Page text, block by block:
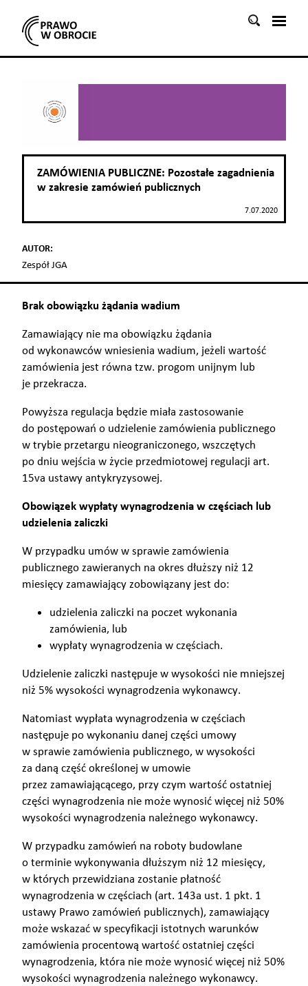
ZAMÓWIENIA PUBLICZNE: Pozostałe zagadnienia
w zakresie zamówień publicznych
7.07.2020
AUTOR:
Zespół JGA
Brak obowiązku żądania wadium
Zamawiający nie ma obowiązku żądania
od wykonawców wniesienia wadium, jeżeli wartość
zamówienia jest równa tzw. progom unijnym lub
je przekracza.
Powyższa regulacja będzie miała zastosowanie
do postępowań o udzielenie zamówienia publicznego
w trybie przetargu nieograniczonego, wszczętych
po dniu wejścia w życie przedmiotowej regulacji art.
15va ustawy antykryzysowej.
Obowiązek wypłaty wynagrodzenia w częściach lub
udzielenia zaliczki
W przypadku umów w sprawie zamówienia
publicznego zawieranych na okres dłuższy niż 12
miesięcy zamawiający zobowiązany jest do:
udzielenia zaliczki na poczet wykonania
zamówienia, lub
wypłaty wynagrodzenia w częściach.
Udzielenie zaliczki następuje w wysokości nie mniejszej
niż 5% wysokości wynagrodzenia wykonawcy.
Natomiast wypłata wynagrodzenia w częściach
następuje po wykonaniu danej części umowy
w sprawie zamówienia publicznego, w wysokości
za daną część określonej w umowie
przez zamawiającącego, przy czym wartość ostatniej
części wynagrodzenia nie może wynosić więcej niż 50%
wysokości wynagrodzenia należnego wykonawcy.
W przypadku zamówień na roboty budowlane
o terminie wykonywania dłuższym niż 12 miesięcy,
w których przewidziana zostanie płatność
wynagrodzenia w częściach (art. 143a ust. 1 pkt. 1
ustawy Prawo zamówień publicznych), zamawiający
może wskazać w specyfikacji istotnych warunków
zamówienia procentową wartość ostatniej części
wynagrodzenia, która nie może wynosić więcej niż 50%
wysokości wynagrodzenia należnego wykonawcy.